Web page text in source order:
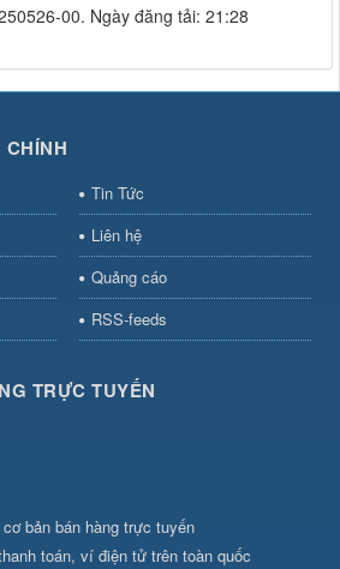
00. Ngày đăng tải: 21:28
CHÍNH
Tin Tức
Liên hệ
Quảng cáo
RSS-feeds
TRỰC TUYẾN
bản bán hàng trực tuyến
toán, ví điện tử trên toàn quốc